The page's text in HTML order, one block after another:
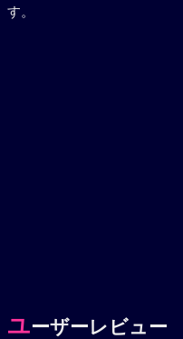
す。
ユーザーレビュー